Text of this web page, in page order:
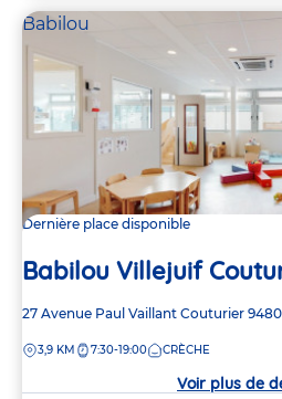
Babilou
Dernière place disponible
Babilou Villejuif
Adresse
la
27 Avenue Paul Vaillant Couturier
DISTANCE
3,9 KM 7:30-19:00 CRÈCHE
Voir plus de